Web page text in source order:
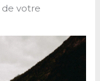
votre